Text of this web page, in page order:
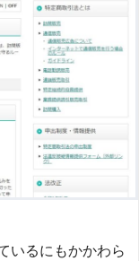
いるにもかかわら